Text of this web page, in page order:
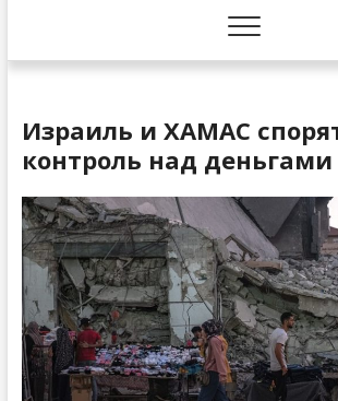
Израиль и ХАМАС
контроль над деньгами